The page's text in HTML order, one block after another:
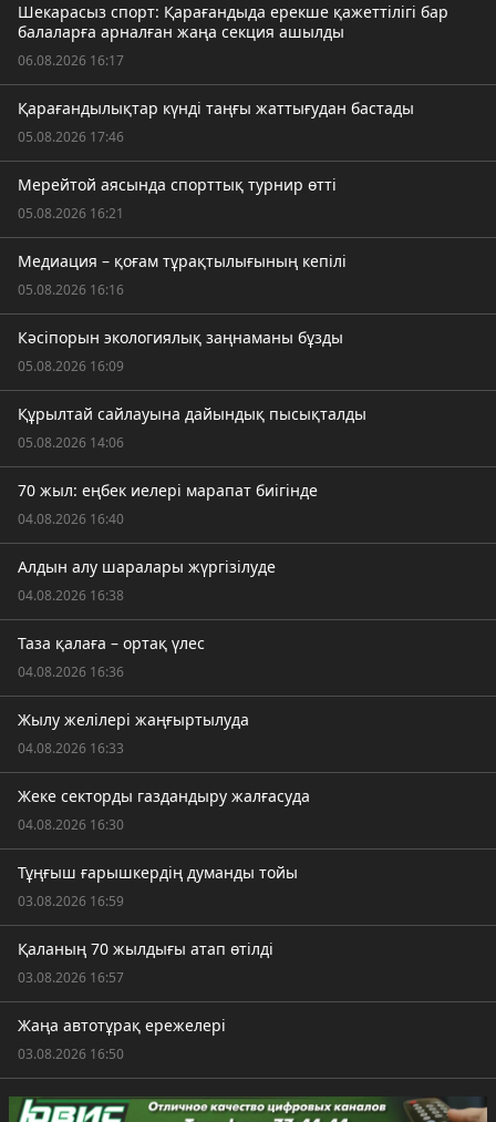
Шекарасыз спорт: Қарағандыда ерекше қажеттілігі бар
балаларға арналған жаңа секция ашылды
06.08.2026 16:17
Қарағандылықтар күнді таңғы жаттығудан бастады
05.08.2026 17:46
Мерейтой аясында спорттық турнир өтті
05.08.2026 16:21
Медиация – қоғам тұрақтылығының кепілі
05.08.2026 16:16
Кәсіпорын экологиялық заңнаманы бұзды
05.08.2026 16:09
Құрылтай сайлауына дайындық пысықталды
05.08.2026 14:06
70 жыл: еңбек иелері марапат биігінде
04.08.2026 16:40
Алдын алу шаралары жүргізілуде
04.08.2026 16:38
Таза қалаға – ортақ үлес
04.08.2026 16:36
Жылу желілері жаңғыртылуда
04.08.2026 16:33
Жеке секторды газдандыру жалғасуда
04.08.2026 16:30
Тұңғыш ғарышкердің думанды тойы
03.08.2026 16:59
Қаланың 70 жылдығы атап өтілді
03.08.2026 16:57
Жаңа автотұрақ ережелері
03.08.2026 16:50